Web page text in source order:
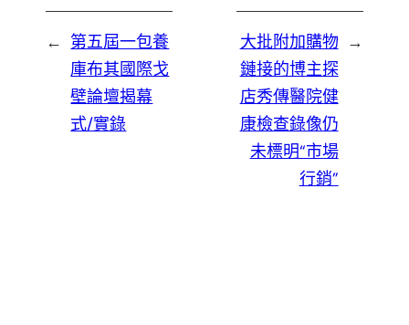
← 第五屆一包養
庫布其國際戈
壁論壇揭幕
式/實錄
→
大批附加購物
鏈接的博主探
店秀傳醫院健
康檢查錄像仍
未標明“市場
行銷”